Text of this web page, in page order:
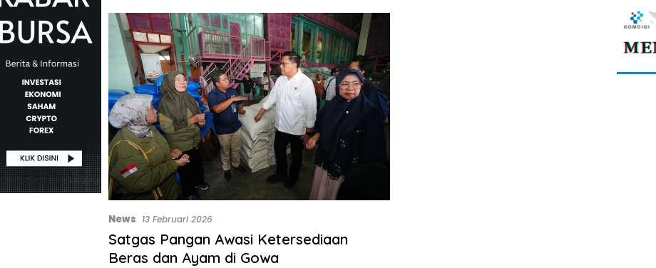
News 13 Februari 2026
Satgas Pangan Awasi Ketersediaan
Beras dan Ayam di Gowa